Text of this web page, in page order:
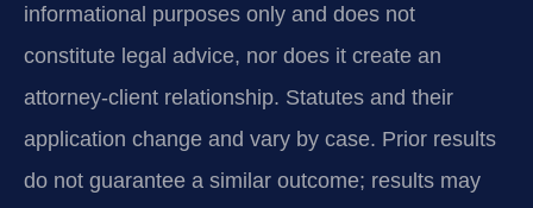
informational purposes only and does not
constitute legal advice, nor does it create an
attorney-client relationship. Statutes and their
application change and vary by case. Prior results
do not guarantee a similar outcome; results may